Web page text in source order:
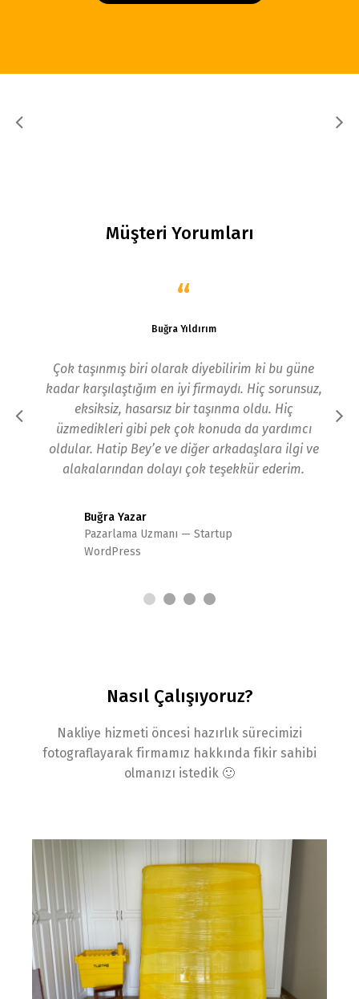
Müşteri Yorumları
“
Buğra Yıldırım
Çok taşınmış biri olarak diyebilirim ki bu güne
kadar karşılaştığım en iyi firmaydı. Hiç sorunsuz,
eksiksiz, hasarsız bir taşınma oldu. Hiç
üzmedikleri gibi pek çok konuda da yardımcı
oldular. Hatip Bey’e ve diğer arkadaşlara ilgi ve
alakalarından dolayı çok teşekkür ederim.
Buğra Yazar
Pazarlama Uzmanı
Startup
WordPress
Nasıl Çalışıyoruz?
Nakliye hizmeti öncesi hazırlık sürecimizi
fotograflayarak firmamız hakkında fikir sahibi
olmanızı istedik 🙂